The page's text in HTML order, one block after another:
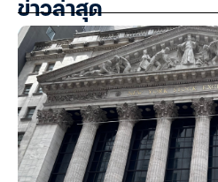
ข่าวล่าสุด